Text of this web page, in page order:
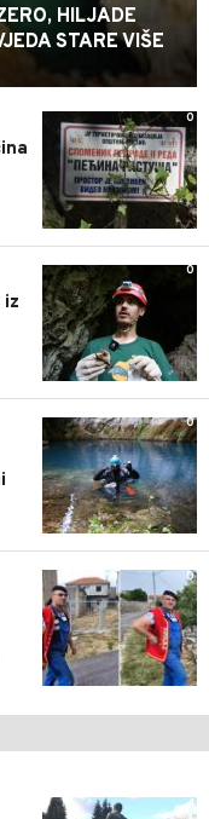
HILJADE
STARE VIŠE
0
0
iz
0
0
4